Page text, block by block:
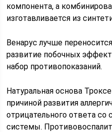
компонента, а
изготавливается из
Венарус лучше
развитие побочных
набор противопоказаний.
Натуральная основа
причиной развития
отрицательного ответа
системы.